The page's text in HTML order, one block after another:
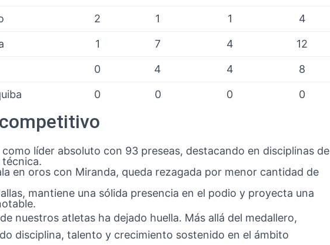
2 1 1 4
1 7 4 12
0 4 4 8
0 0 0 0
líder absoluto con 93 preseas, destacando en disciplinas de
en oros con Miranda, queda rezagada por menor cantidad de
mantiene una sólida presencia en el podio y proyecta una
nuestros atletas ha dejado huella. Más allá del medallero,
disciplina, talento y crecimiento sostenido en el ámbito